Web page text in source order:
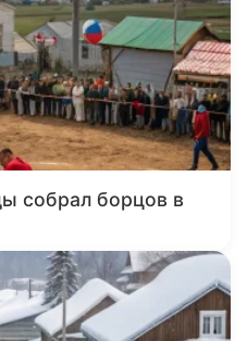
собрал борцов в